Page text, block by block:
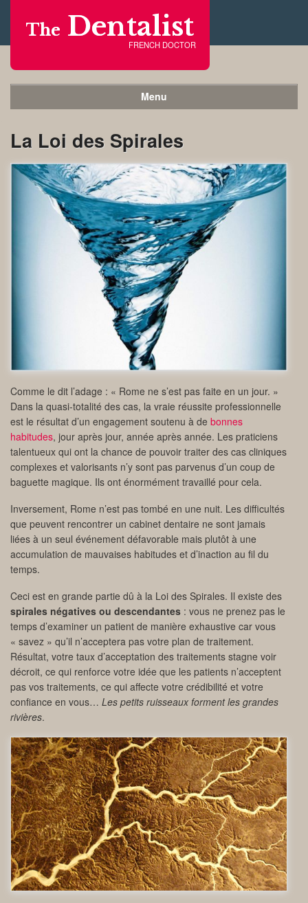
The Dentalist
FRENCH DOCTOR
Menu
La Loi des Spirales
Comme le dit l’adage : « Rome ne s’est pas faite en un jour. »
Dans la quasi-totalité des cas, la vraie réussite professionnelle
est le résultat d’un engagement soutenu à de bonnes
habitudes, jour après jour, année après année. Les praticiens
talentueux qui ont la chance de pouvoir traiter des cas cliniques
complexes et valorisants n’y sont pas parvenus d’un coup de
baguette magique. Ils ont énormément travaillé pour cela.
Inversement, Rome n’est pas tombé en une nuit. Les difficultés
que peuvent rencontrer un cabinet dentaire ne sont jamais
liées à un seul événement défavorable mais plutôt à une
accumulation de mauvaises habitudes et d’inaction au fil du
temps.
Ceci est en grande partie dû à la Loi des Spirales. Il existe des
spirales négatives ou descendantes : vous ne prenez pas le
temps d’examiner un patient de manière exhaustive car vous
« savez » qu’il n’acceptera pas votre plan de traitement.
Résultat, votre taux d’acceptation des traitements stagne voir
décroit, ce qui renforce votre idée que les patients n’acceptent
pas vos traitements, ce qui affecte votre crédibilité et votre
confiance en vous… Les petits ruisseaux forment les grandes
rivières.